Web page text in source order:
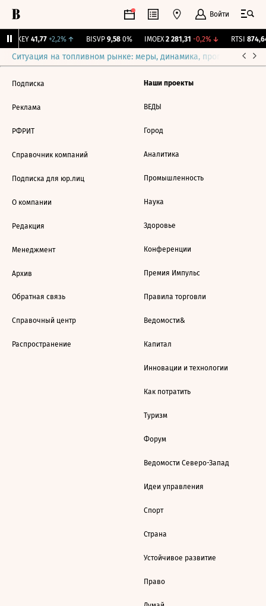
Войти
OKEY 41,77 +2,2%↑ BISVP 9,58 0% IMOEX 2 281,31 -0,2%↓ RTSI 874,64
Ситуация на топливном рынке: меры, динамика, прогнозы
Подписка
Реклама
РФРИТ
Справочник компаний
Подписка для юр.лиц
О компании
Редакция
Менеджмент
Архив
Обратная связь
Справочный центр
Распространение
Наши проекты
ВЕДЫ
Город
Аналитика
Промышленность
Наука
Здоровье
Конференции
Премия Импульс
Правила торговли
Ведомости&
Капитал
Инновации и технологии
Как потратить
Туризм
Форум
Ведомости Северо-Запад
Идеи управления
Спорт
Страна
Устойчивое развитие
Право